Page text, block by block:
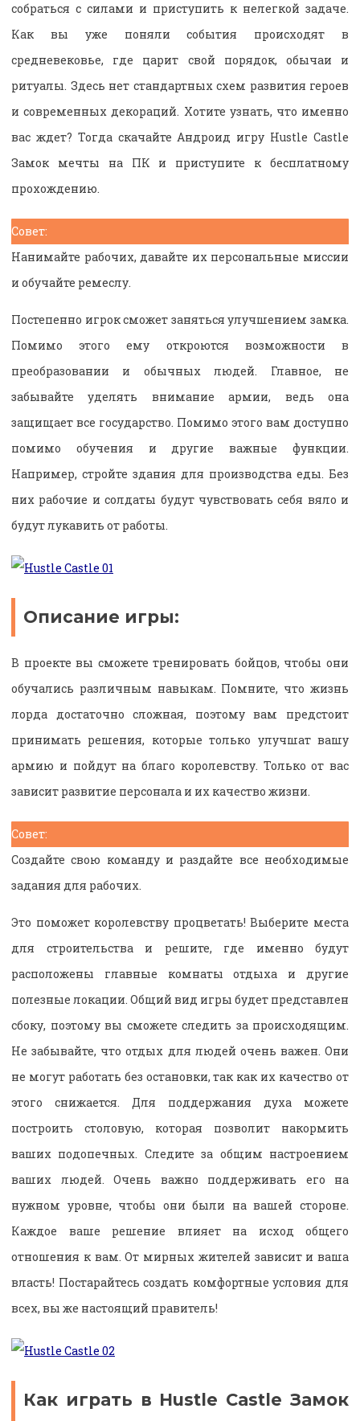
собраться с силами и приступить к нелегкой задаче.
Как вы уже поняли события происходят в
средневековье, где царит свой порядок, обычаи и
ритуалы. Здесь нет стандартных схем развития героев
и современных декораций. Хотите узнать, что именно
вас ждет? Тогда скачайте Андроид игру Hustle Castle
Замок мечты на ПК и приступите к бесплатному
прохождению.
Совет:
Нанимайте рабочих, давайте их персональные миссии
и обучайте ремеслу.
Постепенно игрок сможет заняться улучшением замка.
Помимо этого ему откроются возможности в
преобразовании и обычных людей. Главное, не
забывайте уделять внимание армии, ведь она
защищает все государство. Помимо этого вам доступно
помимо обучения и другие важные функции.
Например, стройте здания для производства еды. Без
них рабочие и солдаты будут чувствовать себя вяло и
будут лукавить от работы.
Описание игры:
В проекте вы сможете тренировать бойцов, чтобы они
обучались различным навыкам. Помните, что жизнь
лорда достаточно сложная, поэтому вам предстоит
принимать решения, которые только улучшат вашу
армию и пойдут на благо королевству. Только от вас
зависит развитие персонала и их качество жизни.
Совет:
Создайте свою команду и раздайте все необходимые
задания для рабочих.
Это поможет королевству процветать! Выберите места
для строительства и решите, где именно будут
расположены главные комнаты отдыха и другие
полезные локации. Общий вид игры будет представлен
сбоку, поэтому вы сможете следить за происходящим.
Не забывайте, что отдых для людей очень важен. Они
не могут работать без остановки, так как их качество от
этого снижается. Для поддержания духа можете
построить столовую, которая позволит накормить
ваших подопечных. Следите за общим настроением
ваших людей. Очень важно поддерживать его на
нужном уровне, чтобы они были на вашей стороне.
Каждое ваше решение влияет на исход общего
отношения к вам. От мирных жителей зависит и ваша
власть! Постарайтесь создать комфортные условия для
всех, вы же настоящий правитель!
Как играть в Hustle Castle Замок